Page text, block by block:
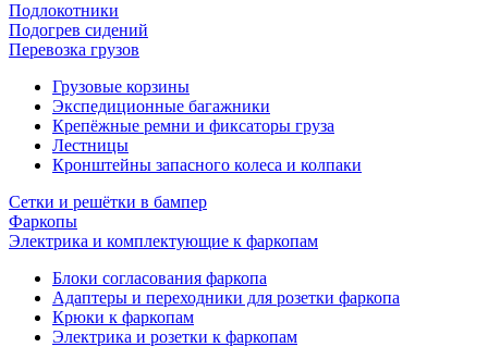
Подлокотники
Подогрев сидений
Перевозка грузов
Грузовые корзины
Экспедиционные багажники
Крепёжные ремни и фиксаторы груза
Лестницы
Кронштейны запасного колеса и колпаки
Сетки и решётки в бампер
Фаркопы
Электрика и комплектующие к фаркопам
Блоки согласования фаркопа
Адаптеры и переходники для розетки фаркопа
Крюки к фаркопам
Электрика и розетки к фаркопам